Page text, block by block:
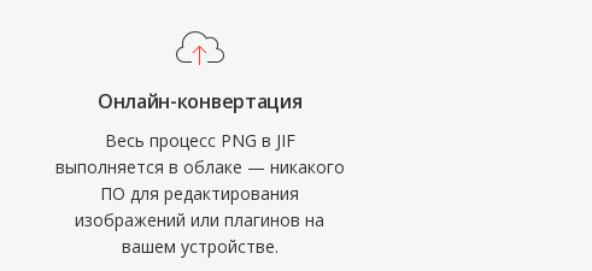
Онлайн-конвертация
Весь процесс PNG в JIF
выполняется в облаке — никакого
ПО для редактирования
изображений или плагинов на
вашем устройстве.